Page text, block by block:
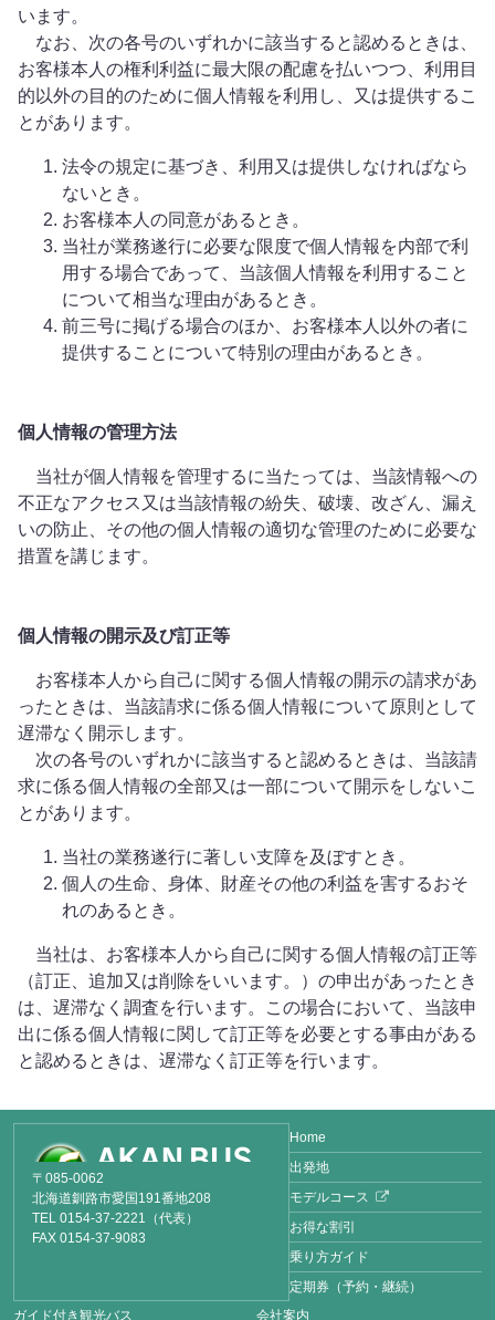
います。
なお、次の各号のいずれかに該当すると認めるときは、
お客様本人の権利利益に最大限の配慮を払いつつ、利用目
的以外の目的のために個人情報を利用し、又は提供するこ
とがあります。
法令の規定に基づき、利用又は提供しなければなら
ないとき。
お客様本人の同意があるとき。
当社が業務遂行に必要な限度で個人情報を内部で利
用する場合であって、当該個人情報を利用すること
について相当な理由があるとき。
前三号に掲げる場合のほか、お客様本人以外の者に
提供することについて特別の理由があるとき。
個人情報の管理方法
当社が個人情報を管理するに当たっては、当該情報への
不正なアクセス又は当該情報の紛失、破壊、改ざん、漏え
いの防止、その他の個人情報の適切な管理のために必要な
措置を講じます。
個人情報の開示及び訂正等
お客様本人から自己に関する個人情報の開示の請求があ
ったときは、当該請求に係る個人情報について原則として
遅滞なく開示します。
次の各号のいずれかに該当すると認めるときは、当該請
求に係る個人情報の全部又は一部について開示をしないこ
とがあります。
当社の業務遂行に著しい支障を及ぼすとき。
個人の生命、身体、財産その他の利益を害するおそ
れのあるとき。
当社は、お客様本人から自己に関する個人情報の訂正等
（訂正、追加又は削除をいいます。）の申出があったとき
は、遅滞なく調査を行います。この場合において、当該申
出に係る個人情報に関して訂正等を必要とする事由がある
と認めるときは、遅滞なく訂正等を行います。
〒085-0062
北海道釧路市愛国191番地208
TEL 0154-37-2221（代表）
FAX 0154-37-9083
Home
出発地
モデルコース
お得な割引
乗り方ガイド
定期券（予約・継続）
ガイド付き観光バス
会社案内